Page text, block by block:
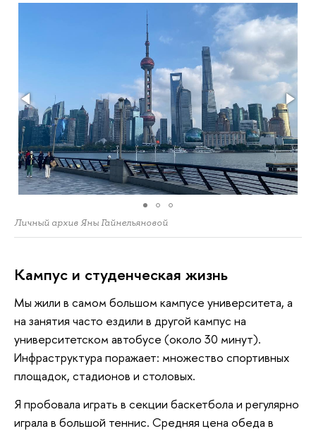
Личный архив Яны Гайнельяновой
Кампус и студенческая жизнь
Мы жили в самом большом кампусе университета, а
на занятия часто ездили в другой кампус на
университетском автобусе (около 30 минут).
Инфраструктура поражает: множество спортивных
площадок, стадионов и столовых.
Я пробовала играть в секции баскетбола и регулярно
играла в большой теннис. Средняя цена обеда в